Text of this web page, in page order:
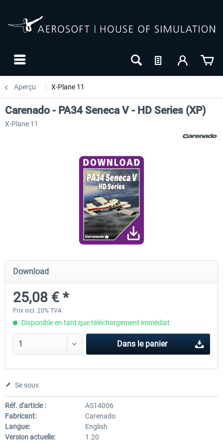
Aperçu X-Plane 11
Traffic Global for X-Plane 12/11
(Windows)
44,95 € *
Airport Stuttgart XP
Carenado - PA34 Seneca V - HD Series (XP)
X-Plane 11
Download
25,08 € *
Prix incl. 20% TVA
Disponible en tant que téléchargement immédiat
Dans le panier
Se souv.
Réf. d'article :
AS14006
Fabricant:
Carenado
Langue:
English
Version actuelle:
1.20